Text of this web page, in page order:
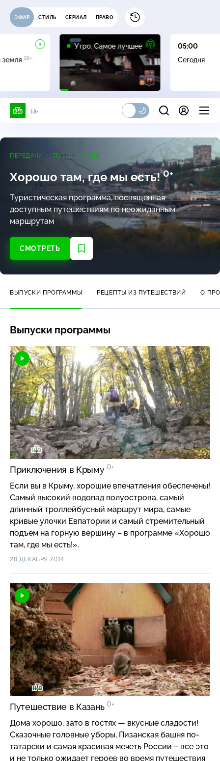
ЭФИР СТИЛЬ СЕРИАЛ ПРАВО
земля 16+
Утро. Самое лучшее
16+
05:00
Сегодня
18+
ПЕРЕДАЧИ ПУТЕШЕСТВИЯ
Хорошо там, где мы есть!0+
Туристическая программа, посвященная
доступным путешествиям по неожиданным
маршрутам
СМОТРЕТЬ
ВЫПУСКИ ПРОГРАММЫ РЕЦЕПТЫ ИЗ ПУТЕШЕСТВИЙ О
Выпуски программы
Приключения в Крыму 0+
Если вы в Крыму, хорошие впечатления обеспечены!
Самый высокий водопад полуострова, самый
длинный троллейбусный маршрут мира, самые
кривые улочки Евпатории и самый стремительный
подъем на горную вершину – в программе «Хорошо
там, где мы есть!».
28 ДЕКАБРЯ 2014
Путешествие в Казань0+
Дома хорошо, зато в гостях — вкусные сладости!
Сказочные головные уборы, Пизанская башня по-
татарски и самая красивая мечеть России – все это
и не только ожидает героев во время путешествия